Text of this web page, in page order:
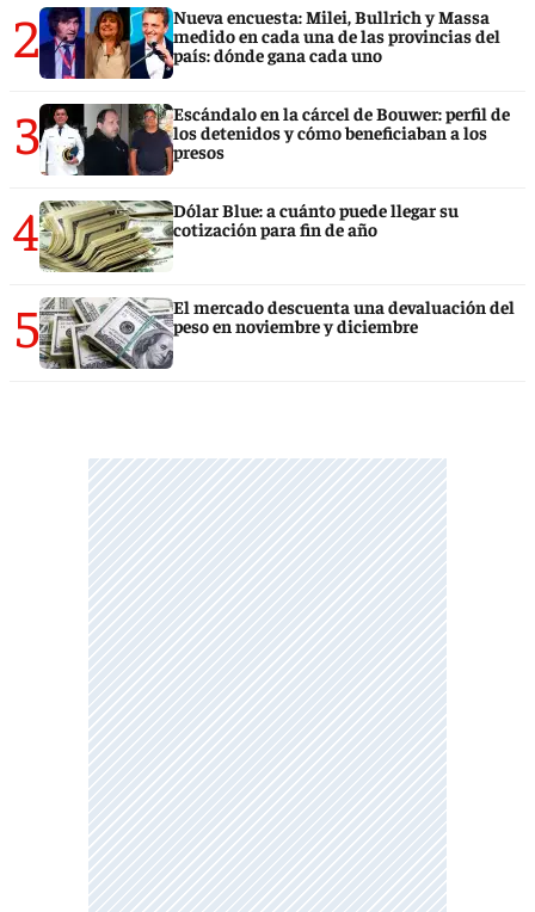
2
Nueva encuesta: Milei, Bullrich y Massa
medido en cada una de las provincias del
país: dónde gana cada uno
3
Escándalo en la cárcel de Bouwer: perfil de
los detenidos y cómo beneficiaban a los
presos
4
Dólar Blue: a cuánto puede llegar su
cotización para fin de año
5
El mercado descuenta una devaluación del
peso en noviembre y diciembre